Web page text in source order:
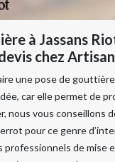
à Jassans
chez
une pose de
car elle permet de
nous vous conseillons
pour ce genre
professionnels de mise